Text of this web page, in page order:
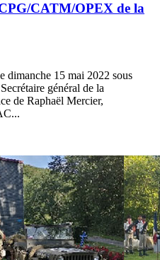
CATM/OPEX de la
dimanche 15 mai 2022 sous
général de la
de Raphaël Mercier,